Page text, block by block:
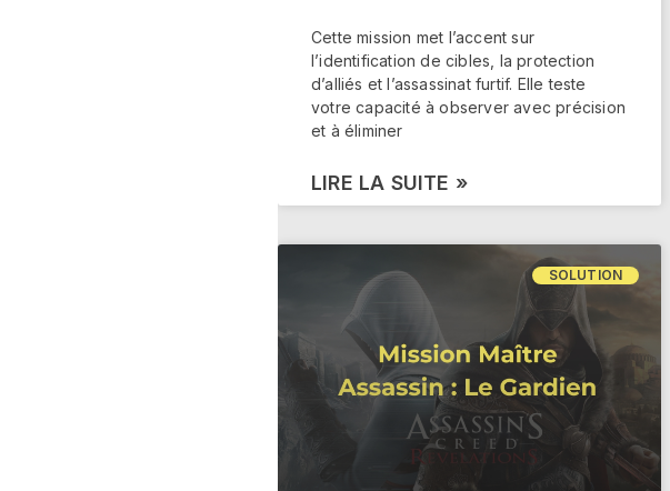
Cette mission met l’accent sur
l’identification de cibles, la protection
d’alliés et l’assassinat furtif. Elle teste
votre capacité à observer avec précision
et à éliminer
LIRE LA SUITE »
SOLUTION